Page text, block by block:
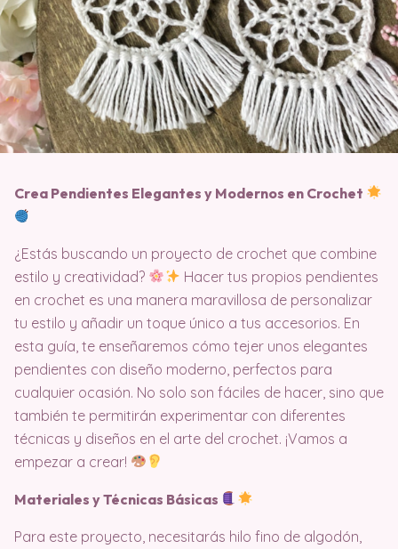
Crea Pendientes Elegantes y Modernos en Crochet
¿Estás buscando un proyecto de crochet que combine
estilo y creatividad?
Hacer tus propios pendientes
en crochet es una manera maravillosa de personalizar
tu estilo y añadir un toque único a tus accesorios. En
esta guía, te enseñaremos cómo tejer unos elegantes
pendientes con diseño moderno, perfectos para
cualquier ocasión. No solo son fáciles de hacer, sino que
también te permitirán experimentar con diferentes
técnicas y diseños en el arte del crochet. ¡Vamos a
empezar a crear!
Materiales y Técnicas Básicas
Para este proyecto, necesitarás hilo fino de algodón,